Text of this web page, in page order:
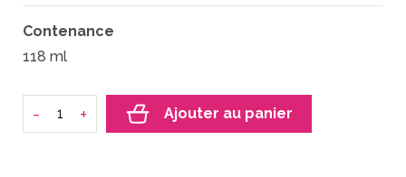
Contenance
118 ml
+
- Ajouter au panier